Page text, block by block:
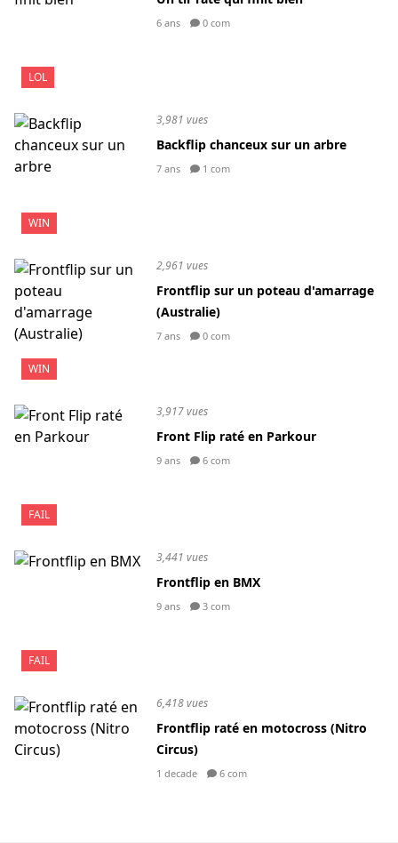
LOL
6 ans 0 com
WIN
3,981 vues
Backflip chanceux sur un arbre
7 ans 1 com
WIN
2,961 vues
Frontflip sur un poteau d'amarrage
(Australie)
7 ans 0 com
FAIL
3,917 vues
Front Flip raté en Parkour
9 ans 6 com
FAIL
3,441 vues
Frontflip en BMX
9 ans 3 com
6,418 vues
Frontflip raté en motocross (Nitro
Circus)
1 decade 6 com